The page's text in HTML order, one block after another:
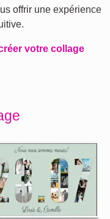
offrir une expérience
votre collage